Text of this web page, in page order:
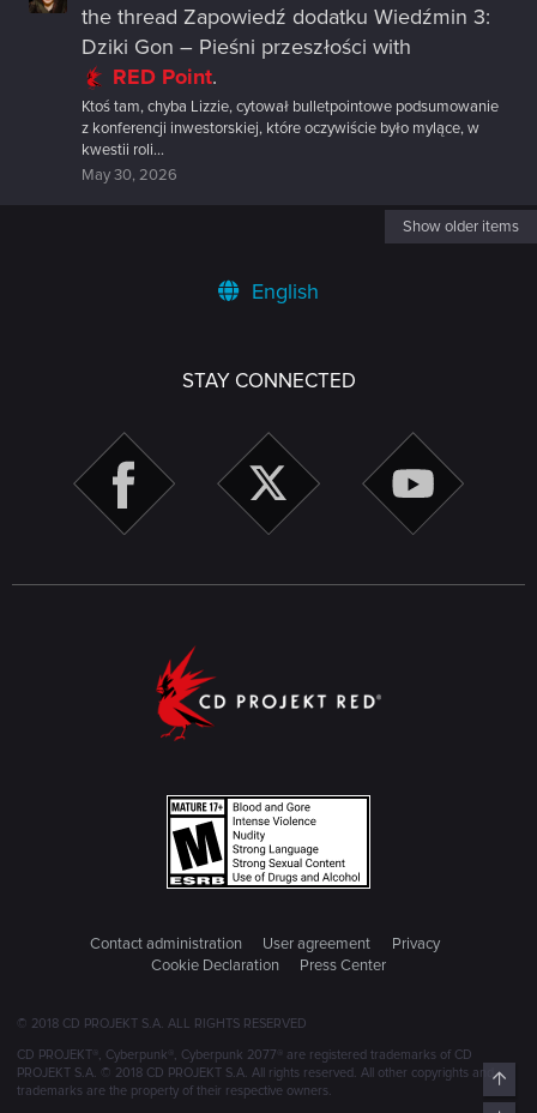
the thread Zapowiedź dodatku Wiedźmin 3:
Dziki Gon – Pieśni przeszłości with
RED Point.
Ktoś tam, chyba Lizzie, cytował bulletpointowe podsumowanie
z konferencji inwestorskiej, które oczywiście było mylące, w
kwestii roli...
May 30, 2026
Show older items
English
STAY CONNECTED
Contact administration User agreement
Privacy
Cookie Declaration
Press Center
© 2018 CD PROJEKT S.A. ALL RIGHTS RESERVED
CD PROJEKT®, Cyberpunk®, Cyberpunk 2077® are registered trademarks of CD
PROJEKT S.A. © 2018 CD PROJEKT S.A. All rights reserved. All other copyrights and
trademarks are the property of their respective owners.
Top